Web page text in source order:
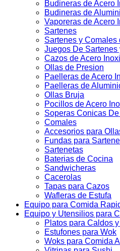
Budineras de Acero
Budineras de
Vaporeras de Acero
Sartenes
Sartenes y
Juegos De Sartenes
Cazos de Acero
Ollas de Presion
Paelleras de Acero
Paelleras de
Ollas Bruja
Pocillos de Acero
Soperas Conicas
Comales
Accesorios para
Fundas para
Sartenetas
Baterias de Cocina
Sandwicheras
Cacerolas
Tapas para Cazos
Wafleras de Estufa
Equipo para Comida
Equipo y Utensilios para
Platos para Caldos
Estufones para Wok
Woks para Comida